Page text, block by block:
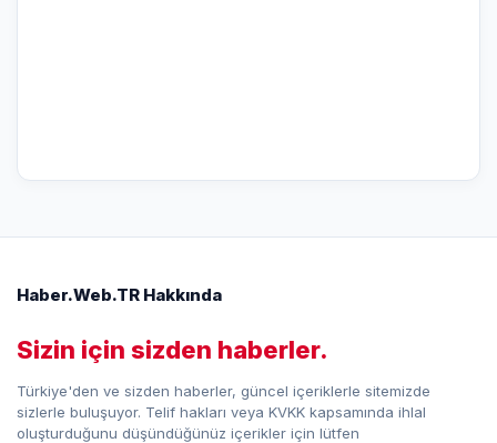
Haber.Web.TR Hakkında
Sizin için sizden haberler.
Türkiye'den ve sizden haberler, güncel içeriklerle sitemizde
sizlerle buluşuyor. Telif hakları veya KVKK kapsamında ihlal
oluşturduğunu düşündüğünüz içerikler için lütfen